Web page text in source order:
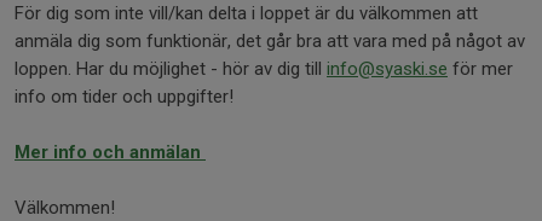
För dig som inte vill/kan delta i loppet är du välkommen att
anmäla dig som funktionär, det går bra att vara med på något av
loppen. Har du möjlighet - hör av dig till info@syaski.se för mer
info om tider och uppgifter!
Mer info och anmälan
Välkommen!